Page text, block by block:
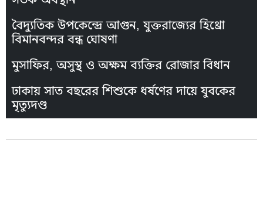
বৈদ্যুতিক উপকেন্দ্রে আগুন, যুক্তরাজ্যের হিথ্রো
বিমানবন্দর বন্ধ ঘোষণা
মুসাফির, অসুস্থ ও অক্ষম ব্যক্তির রোজার বিধান
ঢাকায় সাত বছরের শিশুকে ধর্ষণের দায়ে যুবকের
মৃত্যুদণ্ড